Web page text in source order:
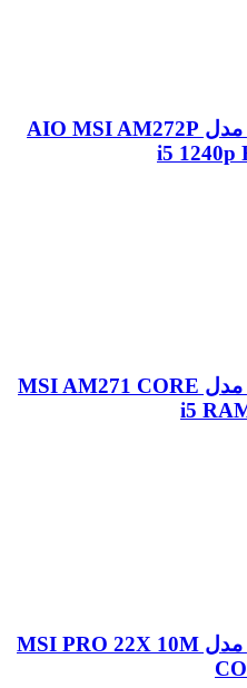
کامپیوتر همه کاره ام اس آی مدل AIO MSI AM272P
i5 1240p
کامپیوتر همه کاره ام اس آی مدل MSI AM271 CORE
i5
کامپیوتر همه کاره ام اس آی مدل MSI PRO 22X 10M